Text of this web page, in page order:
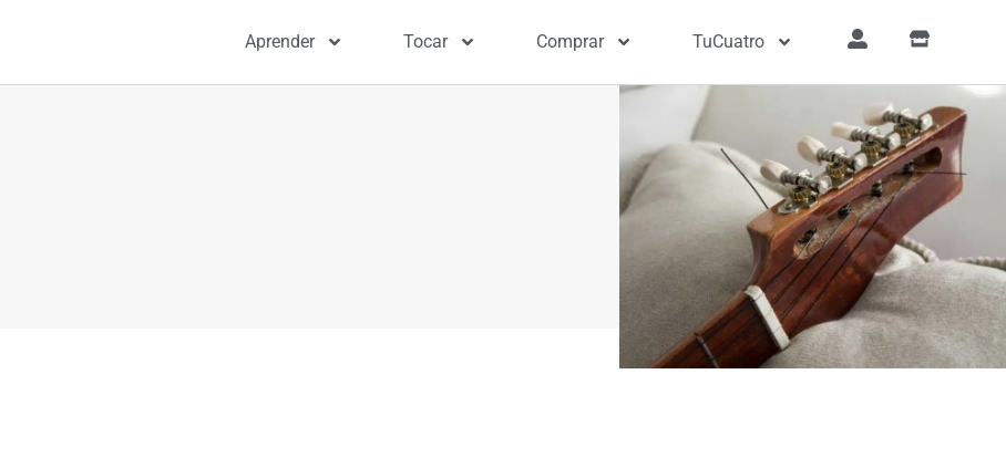
Aprender Tocar Comprar TuCuatro